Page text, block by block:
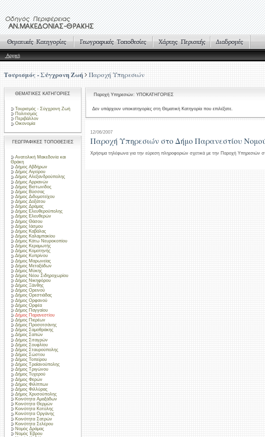
Αρχική
Τουρισμός - Σύγχρονη Ζωή Παροχή Υπηρεσιών
ΘΕΜΑΤΙΚΕΣ ΚΑΤΗΓΟΡΙΕΣ
Τουρισμός - Σύγχρονη Ζωή
Πολιτισμός
Περιβάλλον
Οικονομία
ΓΕΩΓΡΑΦΙΚΕΣ ΤΟΠΟΘΕΣΙΕΣ
Ανατολική Μακεδονία και
Θράκη
Δήμος Αβδήρων
Δήμος Αιγείρου
Δήμος Αλεξανδρούπολης
Δήμος Αρριανών
Δήμος Βιστωνίδος
Δήμος Βύσσας
Δήμος Διδυμοτείχου
Δήμος Δοξάτου
Δήμος Δράμας
Δήμος Ελευθερούπολης
Δήμος Ελευθερών
Δήμος Θάσου
Δήμος Ιάσμου
Δήμος Καβάλας
Δήμος Καλαμπακίου
Δήμος Κάτω Νευροκοπίου
Δήμος Κεραμωτής
Δήμος Κομοτηνής
Δήμος Κυπρίνου
Δήμος Μαρωνείας
Δήμος Μεταξάδων
Δήμος Μύκης
Δήμος Νέου Σιδηροχωρίου
Δήμος Νικηφόρου
Δήμος Ξάνθης
Δήμος Ορεινού
Δήμος Ορεστιάδας
Δήμος Ορφανού
Δήμος Ορφέα
Δήμος Παγγαίου
Δήμος Παρανεστίου
Δήμος Πιερέων
Δήμος Προσοτσάνης
Δήμος Σαμοθράκης
Δήμος Σαπών
Δήμος Σιταγρών
Δήμος Σουφλίου
Δήμος Σταυρούπολης
Δήμος Σώστου
Δήμος Τοπείρου
Δήμος Τραϊανούπολης
Δήμος Τριγώνου
Δήμος Τυχερού
Δήμος Φερών
Δήμος Φιλίππων
Δήμος Φιλλύρας
Δήμος Χρυσούπολης
Κοινότητα Αμαξάδων
Κοινότητα Θερμών
Κοινότητα Κοτύλης
Κοινότητα Οργάνης
Κοινότητα Σατρών
Κοινότητα Σελέρου
Νομός Δράμας
Νομός Έβρου
Παροχή Υπηρεσιών: ΥΠΟΚΑΤΗΓΟΡΙΕΣ
Δεν υπάρχουν υποκατηγορίες στη Θεματική Κατηγορία που επιλέξατε.
12/06/2007
Παροχή Υπηρεσιών στο Δήμο Παρανεστίου
Χρήσιμα τηλέφωνα για την εύρεση πληροφοριών σχετικά με την Παροχή Υπηρεσιών